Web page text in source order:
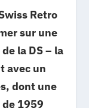
Retro
sur une
la DS – la
avec un
dont une
1959